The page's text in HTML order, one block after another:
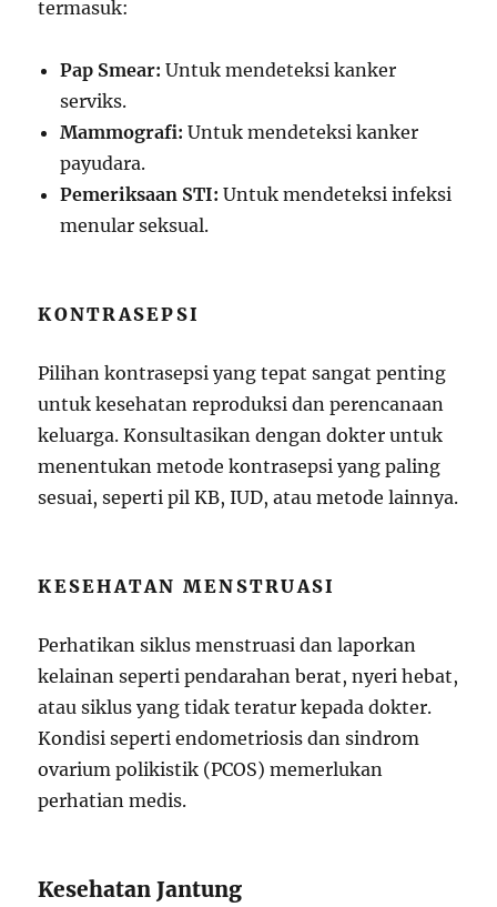
termasuk:
Pap Smear: Untuk mendeteksi kanker
serviks.
Mammografi: Untuk mendeteksi kanker
payudara.
Pemeriksaan STI: Untuk mendeteksi infeksi
menular seksual.
KONTRASEPSI
Pilihan kontrasepsi yang tepat sangat penting
untuk kesehatan reproduksi dan perencanaan
keluarga. Konsultasikan dengan dokter untuk
menentukan metode kontrasepsi yang paling
sesuai, seperti pil KB, IUD, atau metode lainnya.
KESEHATAN MENSTRUASI
Perhatikan siklus menstruasi dan laporkan
kelainan seperti pendarahan berat, nyeri hebat,
atau siklus yang tidak teratur kepada dokter.
Kondisi seperti endometriosis dan sindrom
ovarium polikistik (PCOS) memerlukan
perhatian medis.
Kesehatan Jantung